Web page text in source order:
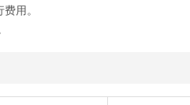
用。